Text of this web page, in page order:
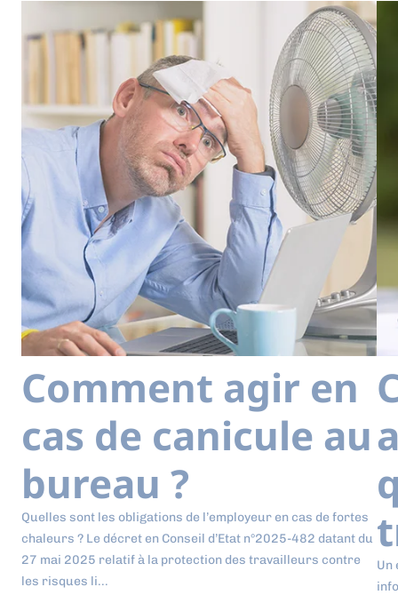
Comment agir en
cas de canicule au
bureau ?
Quelles sont les obligations de l’employeur en cas de fortes
chaleurs ? Le décret en Conseil d’Etat n°2025-482 datant du
27 mai 2025 relatif à la protection des travailleurs contre
les risques li...
Un